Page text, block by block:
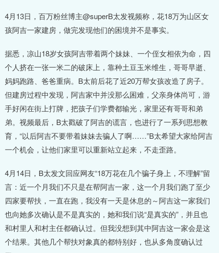
4月13日，百万粉丝博主@superB太发视频称，花18万为山区女
孩阿吉一家建房，做完发现他们的困境并不是事实。
据悉，凉山18岁女孩阿吉带着两个妹妹、一个侄女相依为命，四
个人挤在一张一米二的破床上，靠种土豆玉米维生，哥哥早逝、
妈妈跑路、爸爸重病。B太前后花了近20万帮女孩改造了房子。
但建房过程中发现，阿吉家中并没那么困难，父亲身体尚可，游
手好闲在街上打牌，把孩子们学费都输光，家里还有哥哥和弟
弟。视频最后，B太戳破了阿吉的谎言，也进行了一系列思想教
育，“以后阿吉不要带着妹妹去骗人了啊……”B太希望大家给阿吉
一个机会，让他们家里可以重新站立起来，不走歪路。
4月14日，B太发文回应网友“18万花在几个骗子身上，不理解”留
言：近一个月我们不只是在帮阿吉一家，这一个月我们跑了至少
四家要帮扶，一直在跑，我没有一天是休息的～阿吉这一家我们
也向她多次确认是不是真实的，她和我们说“是真实的”，并且也
和村里人和村主任都确认过。但我没想到其中阿吉这一家会是这
个结果。其他几个帮扶对象真的都特别好，也从多角度确认过